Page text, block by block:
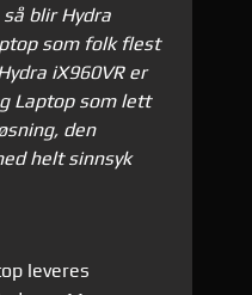
blir Hydra
som folk flest
iX960VR er
Laptop som lett
den
helt sinnsyk
leveres